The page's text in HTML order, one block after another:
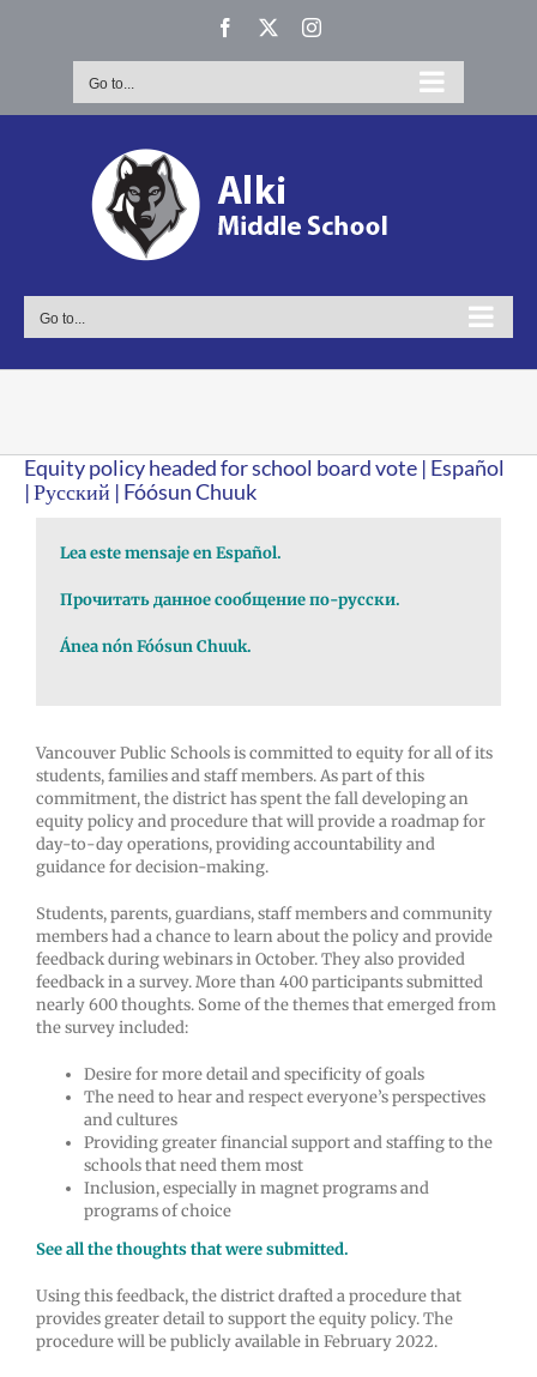
Facebook Instagram
Go to...
Go to...
Equity policy headed for school board vote | Español
| Русский | Fóósun Chuuk
Lea este mensaje en Español.
Прочитать данное сообщение по-русски.
Ánea nón Fóósun Chuuk.
Vancouver Public Schools is committed to equity for all of its
students, families and staff members. As part of this
commitment, the district has spent the fall developing an
equity policy and procedure that will provide a roadmap for
day-to-day operations, providing accountability and
guidance for decision-making.
Students, parents, guardians, staff members and community
members had a chance to learn about the policy and provide
feedback during webinars in October. They also provided
feedback in a survey. More than 400 participants submitted
nearly 600 thoughts. Some of the themes that emerged from
the survey included:
Desire for more detail and specificity of goals
The need to hear and respect everyone’s perspectives
and cultures
Providing greater financial support and staffing to the
schools that need them most
Inclusion, especially in magnet programs and
programs of choice
See all the thoughts that were submitted.
Using this feedback, the district drafted a procedure that
provides greater detail to support the equity policy. The
procedure will be publicly available in February 2022.